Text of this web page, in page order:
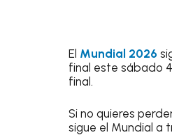
El Mundial 2026
final este sábado
final.
Si no quieres
sigue el Mundial a